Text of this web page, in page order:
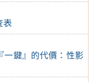
表
一鍵』的代價：性影